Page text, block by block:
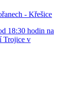
- Křešice
18:30 hodin na
Trojice v